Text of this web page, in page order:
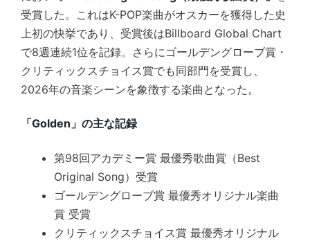
受賞した。これはK-POP楽曲がオスカーを獲得した史
上初の快挙であり、受賞後はBillboard Global Chart
で8週連続1位を記録。さらにゴールデングローブ賞・
クリティックスチョイス賞でも同部門を受賞し、
2026年の音楽シーンを象徴する楽曲となった。
「Golden」の主な記録
第98回アカデミー賞 最優秀歌曲賞（Best
Original Song）受賞
ゴールデングローブ賞 最優秀オリジナル楽曲
賞 受賞
クリティックスチョイス賞 最優秀オリジナル